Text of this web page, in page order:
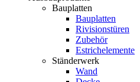
Bauplatten
Bauplatten
Rivisionstüren
Zubehör
Estrichelemente
Ständerwerk
Wand